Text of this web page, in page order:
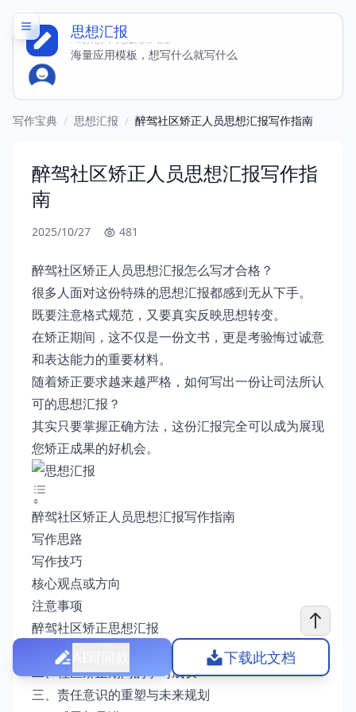
思想汇报
AI原创，无版权风险
海量应用模板，想写什么就写什么
写作宝典 / 思想汇报 / 醉驾社区矫正人员思想汇报写作指南
醉驾社区矫正人员思想汇报写作指
南
2025/10/27 481
醉驾社区矫正人员思想汇报怎么写才合格？
很多人面对这份特殊的思想汇报都感到无从下手。
既要注意格式规范，又要真实反映思想转变。
在矫正期间，这不仅是一份文书，更是考验悔过诚意
和表达能力的重要材料。
随着矫正要求越来越严格，如何写出一份让司法所认
可的思想汇报？
其实只要掌握正确方法，这份汇报完全可以成为展现
您矫正成果的好机会。
醉驾社区矫正人员思想汇报写作指南
写作思路
写作技巧
核心观点或方向
注意事项
醉驾社区矫正思想汇报
一、醉驾行为的深刻反思
二、社区矫正期间的学习成长
三、责任意识的重塑与未来规划
下载此文档